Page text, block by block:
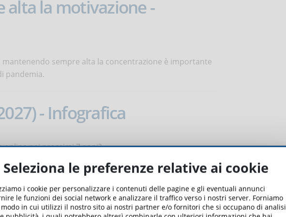
la motivazione -
sempre alta la concentrazione è importante
pandemia.
- Infografica
online nei prossimi 7 anni?
Theory - Infografica
Seleziona le preferenze relative ai cookie
i cookie per personalizzare i contenuti delle pagine e gli eventuali annunci
le funzioni dei social network e analizzare il traffico verso i nostri server. Forniamo
in cui utilizzi il nostro sito ai nostri partner e/o fornitori che si occupano di analisi